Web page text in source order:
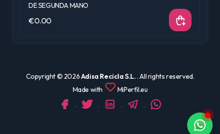
DE SEGUNDA MANO
€0.00
Copyright © 2026Adisa Recicla S.L.. All rights reserved.
Made with
MiPerfil.eu